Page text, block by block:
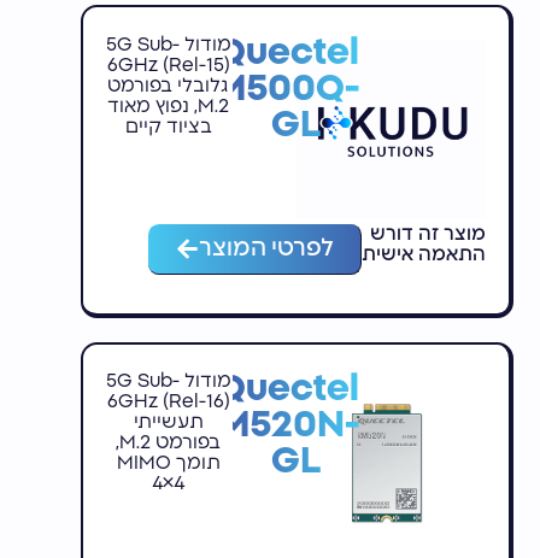
Quectel
RM500Q-
GL
מודול 5G Sub-
6GHz (Rel-15)
גלובלי בפורמט
M.2, נפוץ מאוד
בציוד קיים
מוצר זה דורש
התאמה אישית
לפרטי המוצר
Quectel
RM520N-
GL
מודול 5G Sub-
6GHz (Rel-16)
תעשייתי
בפורמט M.2,
תומך MIMO
4×4